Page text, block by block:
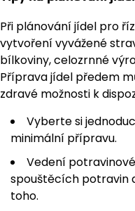
Při plánování jídel pro
vytvoření vyvážené
bílkoviny, celozrnné
Příprava jídel předem
zdravé možnosti k
Vyberte si
minimální přípravu.
Vedení
spouštěcích potravin
toho.